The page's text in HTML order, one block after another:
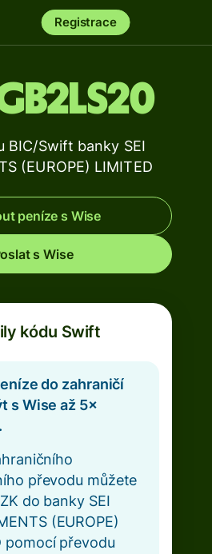
Registrace
BIC/Swift banky SEI
(EUROPE) LIMITED
peníze s Wise
s Wise
kódu Swift
do zahraničí
s Wise až 5×
převodu můžete
do banky SEI
(EUROPE)
pomocí převodu